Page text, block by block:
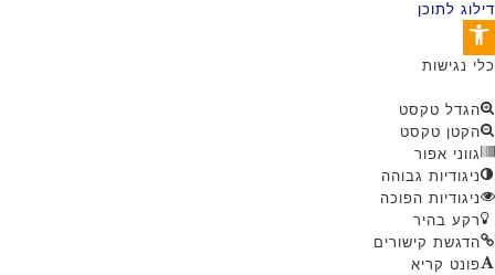
דילוג לתוכן
פתח סרגל נגישות
כלי נגישות
הגדל טקסט
הקטן טקסט
גווני אפור
ניגודיות גבוהה
ניגודיות הפוכה
רקע בהיר
הדגשת קישורים
פונט קריא